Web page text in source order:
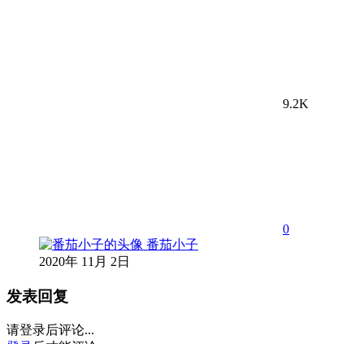
9.2K
0
番茄小子
2020年 11月 2日
发表回复
请登录后评论...